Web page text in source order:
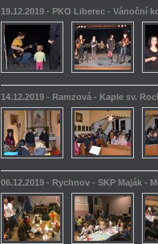
19.12.2019 - PKO Liberec - Vánoční
14.12.2019 - Ramzová - Kaple sv.
06.12.2019 - Rychnov - SKP Maják -